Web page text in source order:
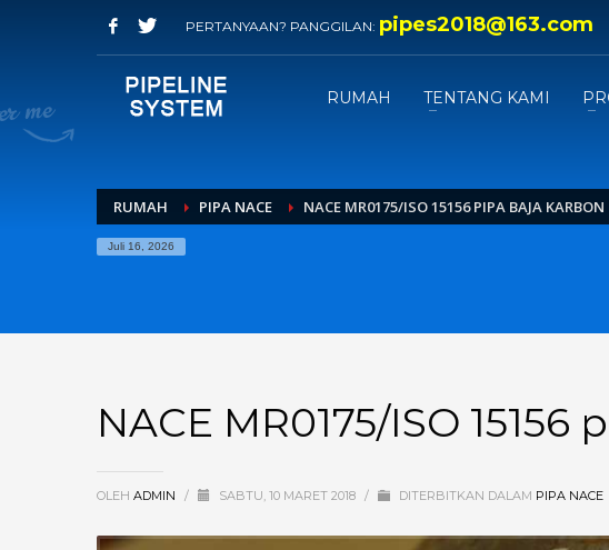
PERTANYAAN? PANGGILAN: pipes2018@163.com
RUMAH TENTANG KAMI
RUMAH PIPA NACE NACE MR0175/ISO 15156 PIPA BAJA KARBON
Juli 16, 2026
NACE MR0175/ISO
OLEH ADMIN / SABTU, 10 MARET 2018 / DITERBITKAN DALAM PIPA NACE